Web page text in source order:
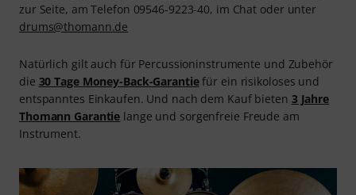
zur Seite, am Telefon 09546-9223-40, im Chat oder unter
drums@thomann.de
Natürlich gilt auch für Percussioninstrumente und Zubehör
die 30 Tage Money-Back-Garantiefür ein risikoloses und
entspanntes Einkaufen. Und nach dem Kauf bieten 3 Jahre
Thomann Garantie lange und sorgenfreie Freude am
Instrument.